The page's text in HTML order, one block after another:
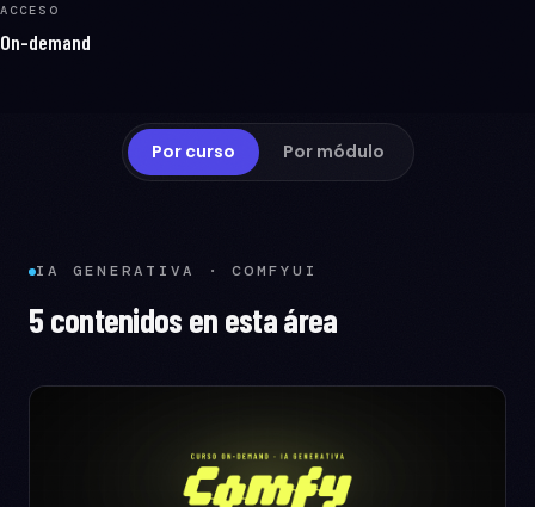
ACCESO
On-demand
Por curso Por módulo
IA GENERATIVA · COMFYUI
5 contenidos en esta área